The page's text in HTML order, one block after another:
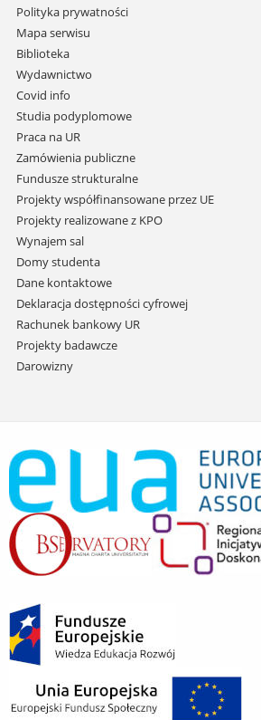
Pomiń
nawigację
i
przejdź
do
treści
Polityka prywatności
Mapa serwisu
Biblioteka
Wydawnictwo
Covid info
Studia podyplomowe
Praca na UR
Zamówienia publiczne
Fundusze strukturalne
Projekty współfinansowane przez UE
Projekty realizowane z KPO
Wynajem sal
Domy studenta
Dane kontaktowe
Deklaracja dostępności cyfrowej
Rachunek bankowy UR
Projekty badawcze
Darowizny